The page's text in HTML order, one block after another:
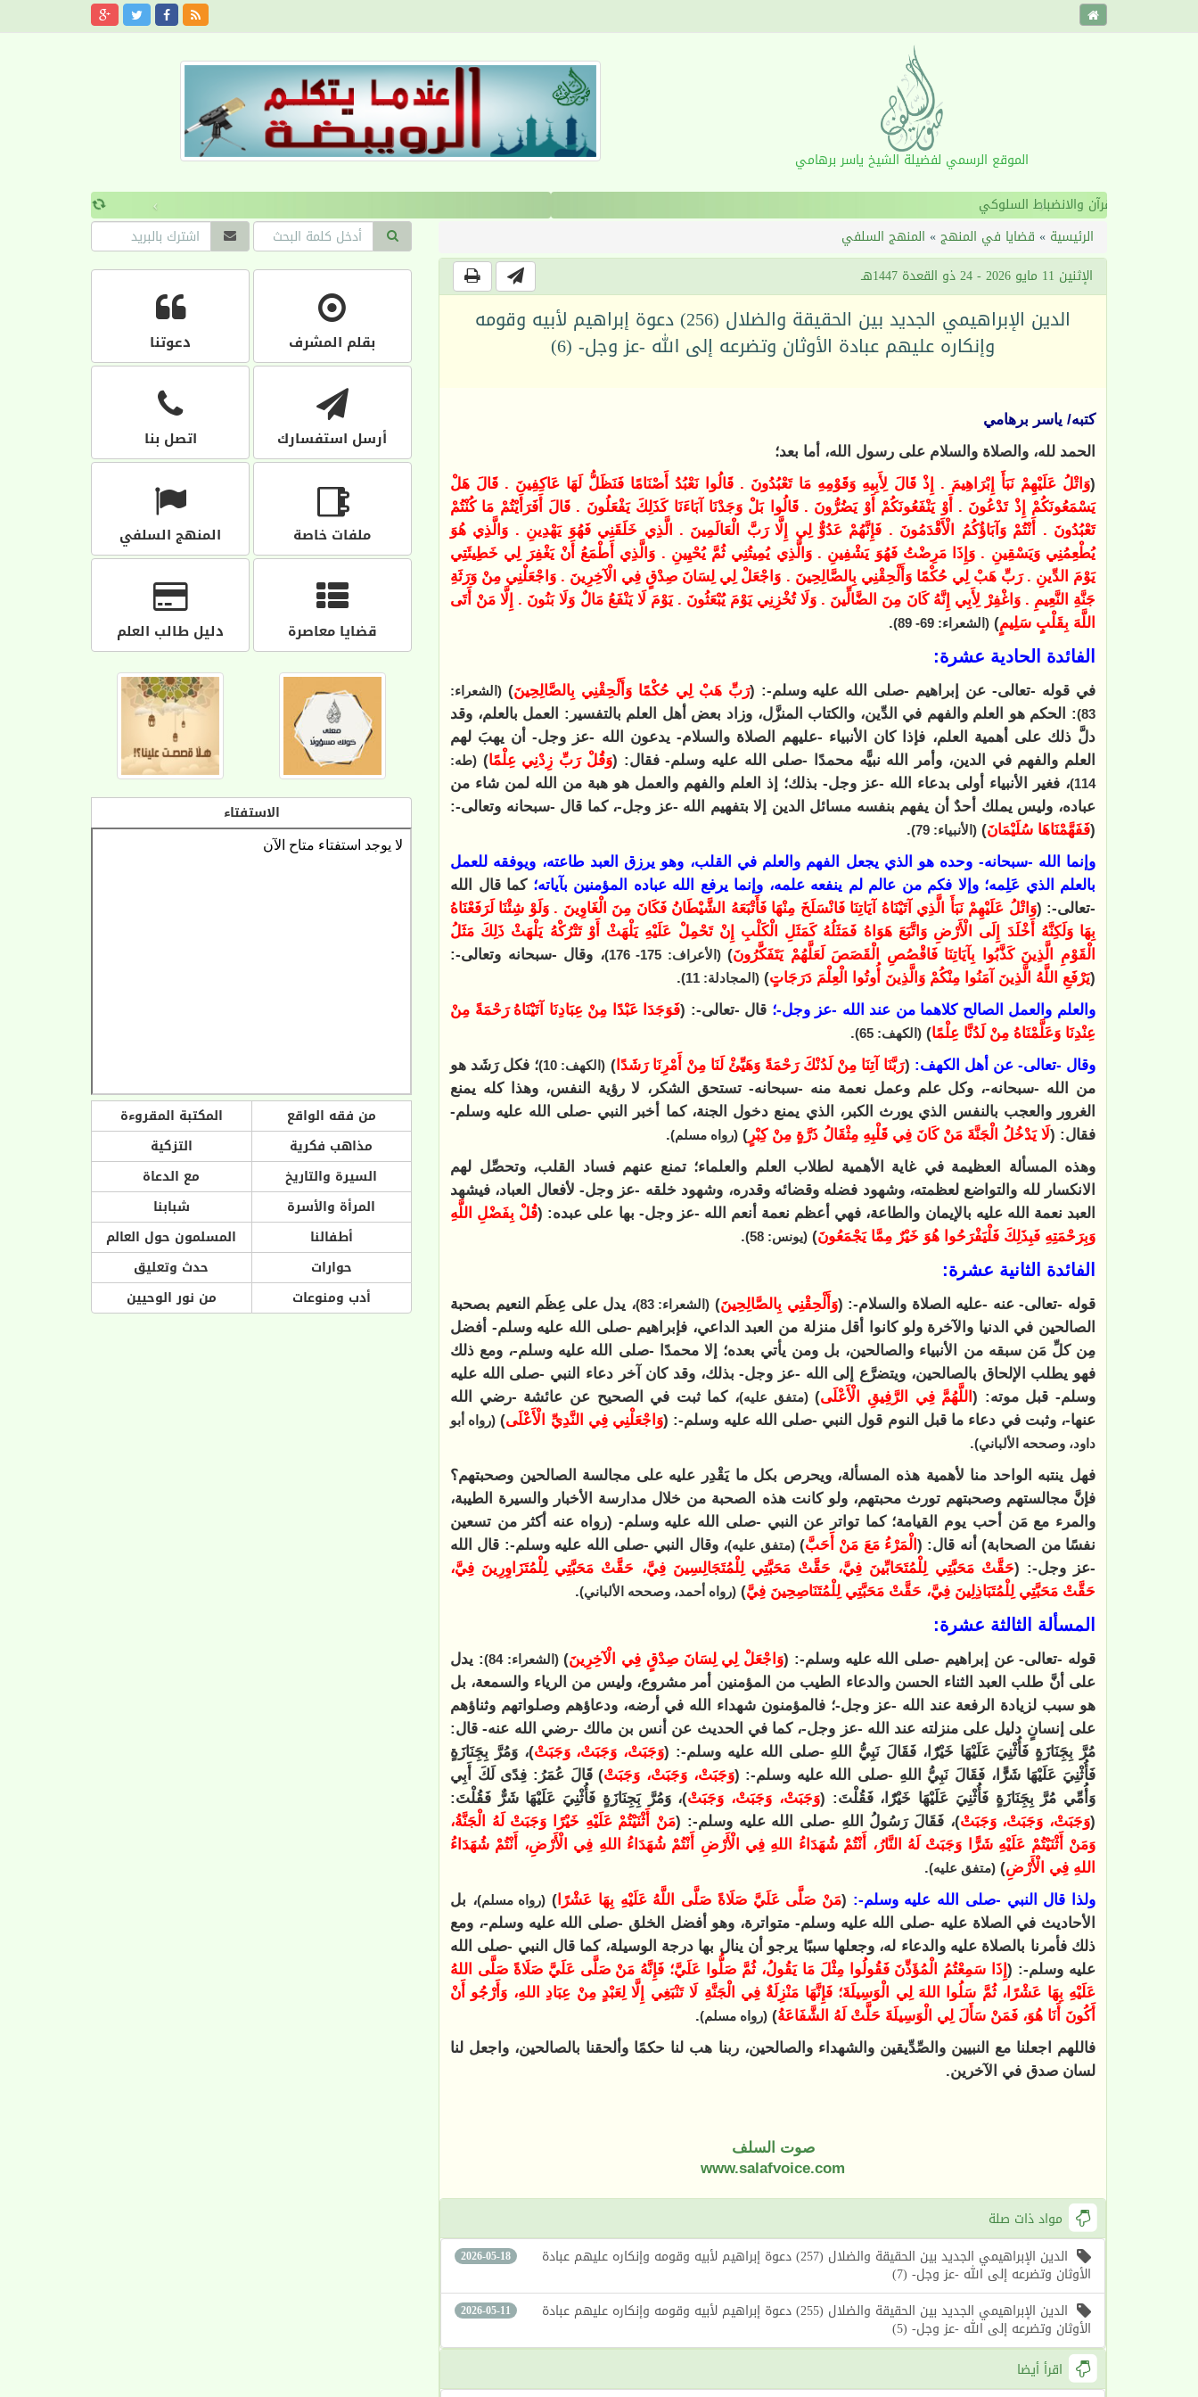
الموقع الرسمي لفضيلة الشيخ ياسر برهامي
‹
›
الرئيسية » قضايا في المنهج» المنهج السلفي
الإثنين 11 مايو 2026 - 24 ذو القعدة 1447هـ
الدين الإبراهيمي الجديد بين الحقيقة والضلال (256) دعوة إبراهيم لأبيه وقومه
وإنكاره عليهم عبادة الأوثان وتضرعه إلى الله -عز وجل- (6)
كتبه/ ياسر برهامي
الحمد لله، والصلاة والسلام على رسول الله، أما بعد؛
(وَاتْلُ عَلَيْهِمْ نَبَأَ إِبْرَاهِيمَ . إِذْ قَالَ لِأَبِيهِ وَقَوْمِهِ مَا تَعْبُدُونَ . قَالُوا نَعْبُدُ أَصْنَامًا فَنَظَلُّ لَهَا عَاكِفِينَ . قَالَ هَلْ
يَسْمَعُونَكُمْ إِذْ تَدْعُونَ . أَوْ يَنْفَعُونَكُمْ أَوْ يَضُرُّونَ . قَالُوا بَلْ وَجَدْنَا آبَاءَنَا كَذَلِكَ يَفْعَلُونَ . قَالَ أَفَرَأَيْتُمْ مَا كُنْتُمْ
تَعْبُدُونَ . أَنْتُمْ وَآبَاؤُكُمُ الْأَقْدَمُونَ . فَإِنَّهُمْ عَدُوٌّ لِي إِلَّا رَبَّ الْعَالَمِينَ . الَّذِي خَلَقَنِي فَهُوَ يَهْدِينِ . وَالَّذِي هُوَ
يُطْعِمُنِي وَيَسْقِينِ . وَإِذَا مَرِضْتُ فَهُوَ يَشْفِينِ . وَالَّذِي يُمِيتُنِي ثُمَّ يُحْيِينِ . وَالَّذِي أَطْمَعُ أَنْ يَغْفِرَ لِي خَطِيئَتِي
يَوْمَ الدِّينِ . رَبِّ هَبْ لِي حُكْمًا وَأَلْحِقْنِي بِالصَّالِحِينَ . وَاجْعَلْ لِي لِسَانَ صِدْقٍ فِي الْآخِرِينَ . وَاجْعَلْنِي مِنْ وَرَثَةِ
جَنَّةِ النَّعِيمِ . وَاغْفِرْ لِأَبِي إِنَّهُ كَانَ مِنَ الضَّالِّينَ . وَلَا تُخْزِنِي يَوْمَ يُبْعَثُونَ . يَوْمَ لَا يَنْفَعُ مَالٌ وَلَا بَنُونَ . إِلَّا مَنْ أَتَى
اللَّهَ بِقَلْبٍ سَلِيمٍ) (الشعراء: 69- 89) .
الفائدة الحادية عشرة:
في قوله -تعالى- عن إبراهيم -صلى الله عليه وسلم-: (رَبِّ هَبْ لِي حُكْمًا وَأَلْحِقْنِي بِالصَّالِحِينَ) (الشعراء:
83) : الحكم هو العلم والفهم في الدِّين، والكتاب المنزَّل، وزاد بعض أهل العلم بالتفسير: العمل بالعلم، وقد
دلَّ ذلك على أهمية العلم، فإذا كان الأنبياء -عليهم الصلاة والسلام- يدعون الله -عز وجل- أن يهبَ لهم
العلم والفهم في الدين، وأمر الله نبيًّه محمدًا -صلى الله عليه وسلم- فقال: (وَقُلْ رَبِّ زِدْنِي عِلْمًا) (طه:
114) ، فغير الأنبياء أولى بدعاء الله -عز وجل- بذلك؛ إذ العلم والفهم والعمل هو هبة من الله لمن شاء من
عباده، وليس يملك أحدٌ أن يفهم بنفسه مسائل الدين إلا بتفهيم الله -عز وجل-، كما قال -سبحانه وتعالى-:
(فَفَهَّمْنَاهَا سُلَيْمَانَ) (الأنبياء: 79)
.
وإنما الله -سبحانه- وحده هو الذي يجعل الفهم والعلم في القلب، وهو يرزق العبد طاعته، ويوفقه للعمل
بالعلم الذي عَلِمه؛ وإلا فكم من عالم لم ينفعه علمه، وإنما يرفع الله عباده المؤمنين بآياته؛ كما قال الله
-تعالى-: (وَاتْلُ عَلَيْهِمْ نَبَأَ الَّذِي آتَيْنَاهُ آيَاتِنَا فَانْسَلَخَ مِنْهَا فَأَتْبَعَهُ الشَّيْطَانُ فَكَانَ مِنَ الْغَاوِينَ . وَلَوْ شِئْنَا لَرَفَعْنَاهُ
بِهَا وَلَكِنَّهُ أَخْلَدَ إِلَى الْأَرْضِ وَاتَّبَعَ هَوَاهُ فَمَثَلُهُ كَمَثَلِ الْكَلْبِ إِنْ تَحْمِلْ عَلَيْهِ يَلْهَثْ أَوْ تَتْرُكْهُ يَلْهَثْ ذَلِكَ مَثَلُ
الْقَوْمِ الَّذِينَ كَذَّبُوا بِآيَاتِنَا فَاقْصُصِ الْقَصَصَ لَعَلَّهُمْ يَتَفَكَّرُونَ)(الأعراف: 175- 176)
، وقال -سبحانه وتعالى-:
(يَرْفَعِ اللَّهُ الَّذِينَ آمَنُوا مِنْكُمْ وَالَّذِينَ أُوتُوا الْعِلْمَ دَرَجَاتٍ) (المجادلة: 11)
.
والعلم والعمل الصالح كلاهما من عند الله -عز وجل-؛ قال -تعالى-: (فَوَجَدَا عَبْدًا مِنْ عِبَادِنَا آتَيْنَاهُ رَحْمَةً مِنْ
عِنْدِنَا وَعَلَّمْنَاهُ مِنْ لَدُنَّا عِلْمًا) (الكهف: 65)
.
وقال -تعالى- عن أهل الكهف: (رَبَّنَا آتِنَا مِنْ لَدُنْكَ رَحْمَةً وَهَيِّئْ لَنَا مِنْ أَمْرِنَا رَشَدًا) (الكهف: 10)
؛ فكل رَشَد هو
من الله -سبحانه-، وكل علم وعمل نعمة منه -سبحانه- تستحق الشكر، لا رؤية النفس، وهذا كله يمنع
الغرور والعجب بالنفس الذي يورث الكبر، الذي يمنع دخول الجنة، كما أخبر النبي -صلى الله عليه وسلم-
فقال: (لَا يَدْخُلُ الْجَنَّةَ مَنْ كَانَ فِي قَلْبِهِ مِثْقَالُ ذَرَّةٍ مِنْ كِبْرٍ ) (رواه مسلم).
وهذه المسألة العظيمة في غاية الأهمية لطلاب العلم والعلماء؛ تمنع عنهم فساد القلب، وتحصِّل لهم
الانكسار لله والتواضع لعظمته، وشهود فضله وقضائه وقدره، وشهود خلقه -عز وجل- لأفعال العباد، فيشهد
العبد نعمة الله عليه بالإيمان والطاعة، فهي أعظم نعمة أنعم الله -عز وجل- بها على عبده: (قُلْ بِفَضْلِ اللَّهِ
وَبِرَحْمَتِهِ فَبِذَلِكَ فَلْيَفْرَحُوا هُوَ خَيْرٌ مِمَّا يَجْمَعُونَ) (يونس: 58) .
الفائدة الثانية عشرة:
قوله -تعالى- عنه -عليه الصلاة والسلام-: (وَأَلْحِقْنِي بِالصَّالِحِينَ) (الشعراء: 83)
، يدل على عِظَم النعيم بصحبة
الصالحين في الدنيا والآخرة ولو كانوا أقل منزلة من العبد الداعي، فإبراهيم -صلى الله عليه وسلم- أفضل
مِن كلِّ مَن سبقه من الأنبياء والصالحين، بل ومن يأتي بعده؛ إلا محمدًا -صلى الله عليه وسلم-، ومع ذلك
فهو يطلب الإلحاق بالصالحين، ويتضرَّع إلى الله -عز وجل- بذلك، وقد كان آخر دعاء النبي -صلى الله عليه
وسلم- قبل موته: (اللَّهُمَّ فِي الرَّفِيقِ الْأَعْلَى)(متفق عليه)، كما ثبت في الصحيح عن عائشة -رضي الله
عنها-، وثبت في دعاء ما قبل النوم قول النبي -صلى الله عليه وسلم-: (وَاجْعَلْنِي فِي النَّدِيِّ الْأَعْلَى) (رواه أبو
داود، وصححه الألباني).
فهل ينتبه الواحد منا لأهمية هذه المسألة، ويحرص بكل ما يَقْدِر عليه على مجالسة الصالحين وصحبتهم؟
فإنَّ مجالستهم وصحبتهم تورث محبتهم، ولو كانت هذه الصحبة من خلال مدارسة الأخبار والسيرة الطيبة،
والمرء مع مَن أحب يوم القيامة؛ كما تواتر عن النبي -صلى الله عليه وسلم- (رواه عنه أكثر من تسعين
نفسًا من الصحابة) أنه قال: (الْمَرْءُ مَعَ مَنْ أَحَبَّ)(متفق عليه)، وقال النبي -صلى الله عليه وسلم-: قال الله
-عز وجل-: (حَقَّتْ مَحَبَّتِي لِلْمُتَحَابِّينَ فِيَّ، حَقَّتْ مَحَبَّتِي لِلْمُتَجَالِسِينَ فِيَّ، حَقَّتْ مَحَبَّتِي لِلْمُتَزَاوِرِينَ فِيَّ،
حَقَّتْ مَحَبَّتِي لِلْمُتَبَاذِلِينَ فِيَّ، حَقَّتْ مَحَبَّتِي لِلْمُتَنَاصِحِينَ فِيَّ) (رواه أحمد، وصححه الألباني).
المسألة الثالثة عشرة:
قوله -تعالى- عن إبراهيم -صلى الله عليه وسلم-: (وَاجْعَلْ لِي لِسَانَ صِدْقٍ فِي الْآخِرِينَ)(الشعراء: 84)
: يدل
على أنَّ طلب العبد الثناء الحسن والدعاء الطيب من المؤمنين أمر مشروع، وليس من الرياء والسمعة، بل
هو سبب لزيادة الرفعة عند الله -عز وجل-؛ فالمؤمنون شهداء الله في أرضه، ودعاؤهم وصلواتهم وثناؤهم
على إنسانٍ دليل على منزلته عند الله -عز وجل-، كما في الحديث عن أنس بن مالك -رضي الله عنه- قال:
مُرَّ بِجَِنَازَةٍ فَأُثْنِيَ عَلَيْهَا خَيْرًٌا، فَقَالَ نَبِيُّ اللهِ -صلى الله عليه وسلم-: (وَجَبَتْ، وَجَبَتْ، وَجَبَتْ)، وَمُرَّ بِجَِنَازَةٍ
فَأُثْنِيَ عَلَيْهَا شَرًٌّا، فَقَالَ نَبِيُّ اللهِ -صلى الله عليه وسلم-: (وَجَبَتْ، وَجَبَتْ، وَجَبَتْ) قَالَ عُمَرُ: فِدًى لَكَ أَبِي
وَأُمِّي مُرَّ بِجَِنَازَةٍ فَأُثْنِيَ عَلَيْهَا خَيْرًٌا، فَقُلْتَ: (وَجَبَتْ، وَجَبَتْ، وَجَبَتْ)، وَمُرَّ بَِجِنَازَةٍ فَأُثْنِيَ عَلَيْهَا شَرٌّ فَقُلْتَ:
(وَجَبَتْ، وَجَبَتْ، وَجَبَتْ)، فَقَالَ رَسُولُ اللهِ -صلى الله عليه وسلم-: (مَنْ أَثْنَيْتُمْ عَلَيْهِ خَيْرًا وَجَبَتْ لَهُ الْجَنَّةُ،
وَمَنْ أَثْنَيْتُمْ عَلَيْهِ شَرًّا وَجَبَتْ لَهُ النَّارُ، أَنْتُمْ شُهَدَاءُ اللهِ فِي الْأَرْضِ أَنْتُمْ شُهَدَاءُ اللهِ فِي الْأَرْضِ، أَنْتُمْ شُهَدَاءُ
اللهِ فِي الْأَرْضِ) (متفق عليه).
ولذا قال النبي -صلى الله عليه وسلم-: (مَنْ صَلَّى عَلَيَّ صَلَاةً صَلَّى اللَّهُ عَلَيْهِ بِهَا عَشْرًا ) (رواه مسلم)، بل
الأحاديث في الصلاة عليه -صلى الله عليه وسلم- متواترة، وهو أفضل الخلق -صلى الله عليه وسلم-، ومع
ذلك فأمرنا بالصلاة عليه والدعاء له، وجعلها سببًا يرجو أن ينال بها درجة الوسيلة، كما قال النبي -صلى الله
عليه وسلم-: (إِذَا سَمِعْتُمُ الْمُؤَذِّنَ فَقُولُوا مِثْلَ مَا يَقُولُ، ثُمَّ صَلُّوا عَلَيَّ؛ فَإِنَّهُ مَنْ صَلَّى عَلَيَّ صَلَاةً صَلَّى اللهُ
عَلَيْهِ بِهَا عَشْرًا، ثُمَّ سَلُوا اللهَ لِي الْوَسِيلَةَ؛ فَإِنَّهَا مَنْزِلَةٌ فِي الْجَنَّةِ لَا تَنْبَغِي إِلَّا لِعَبْدٍ مِنْ عِبَادِ اللهِ، وَأَرْجُو أَنْ
أَكُونَ أَنَا هُوَ، فَمَنْ سَأَلَ لِي الْوَسِيلَةَ حَلَّتْ لَهُ الشَّفَاعَةُ) (رواه مسلم).
فاللهم اجعلنا مع النبيين والصِّدِّيقين والشهداء والصالحين، ربنا هب لنا حكمًا وألحقنا بالصالحين، واجعل لنا
لسان صدق في الآخرين.
صوت السلف
www.salafvoice.com
مواد ذات صلة
2026-05-18 الدين الإبراهيمي الجديد بين الحقيقة والضلال (257) دعوة إبراهيم لأبيه وقومه وإنكاره عليهم عبادة
الأوثان وتضرعه إلى الله -عز وجل- (7)
2026-05-11 الدين الإبراهيمي الجديد بين الحقيقة والضلال (255) دعوة إبراهيم لأبيه وقومه وإنكاره عليهم عبادة
الأوثان وتضرعه إلى الله -عز وجل- (5)
اقرأ أيضا
بقلم المشرف دعوتنا
أرسل استفسارك اتصل بنا
ملفات خاصة المنهج السلفي
قضايا معاصرة دليل طالب العلم
الاستفتاء
من فقه الواقع
المكتبة المقروءة
مذاهب فكرية
التزكية
السيرة والتاريخ
مع الدعاة
المرأة والأسرة
شبابنا
أطفالنا
المسلمون حول العالم
حوارات
حدث وتعليق
أدب ومنوعات
من نور الوحيين